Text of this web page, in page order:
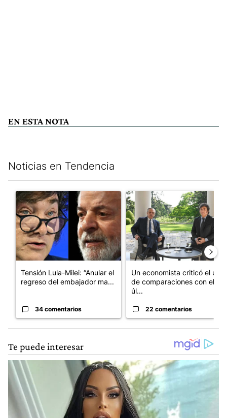
EN ESTA NOTA
Noticias en Tendencia
Un artículo de tendencia con el título "Tensión Lula-Milei:
Tensión Lula-Milei: “Anular el
regreso del embajador ma...
34 comentarios
Un artículo de tendencia con
Un economista criticó el uso
de comparaciones con el
úl...
22 comentarios